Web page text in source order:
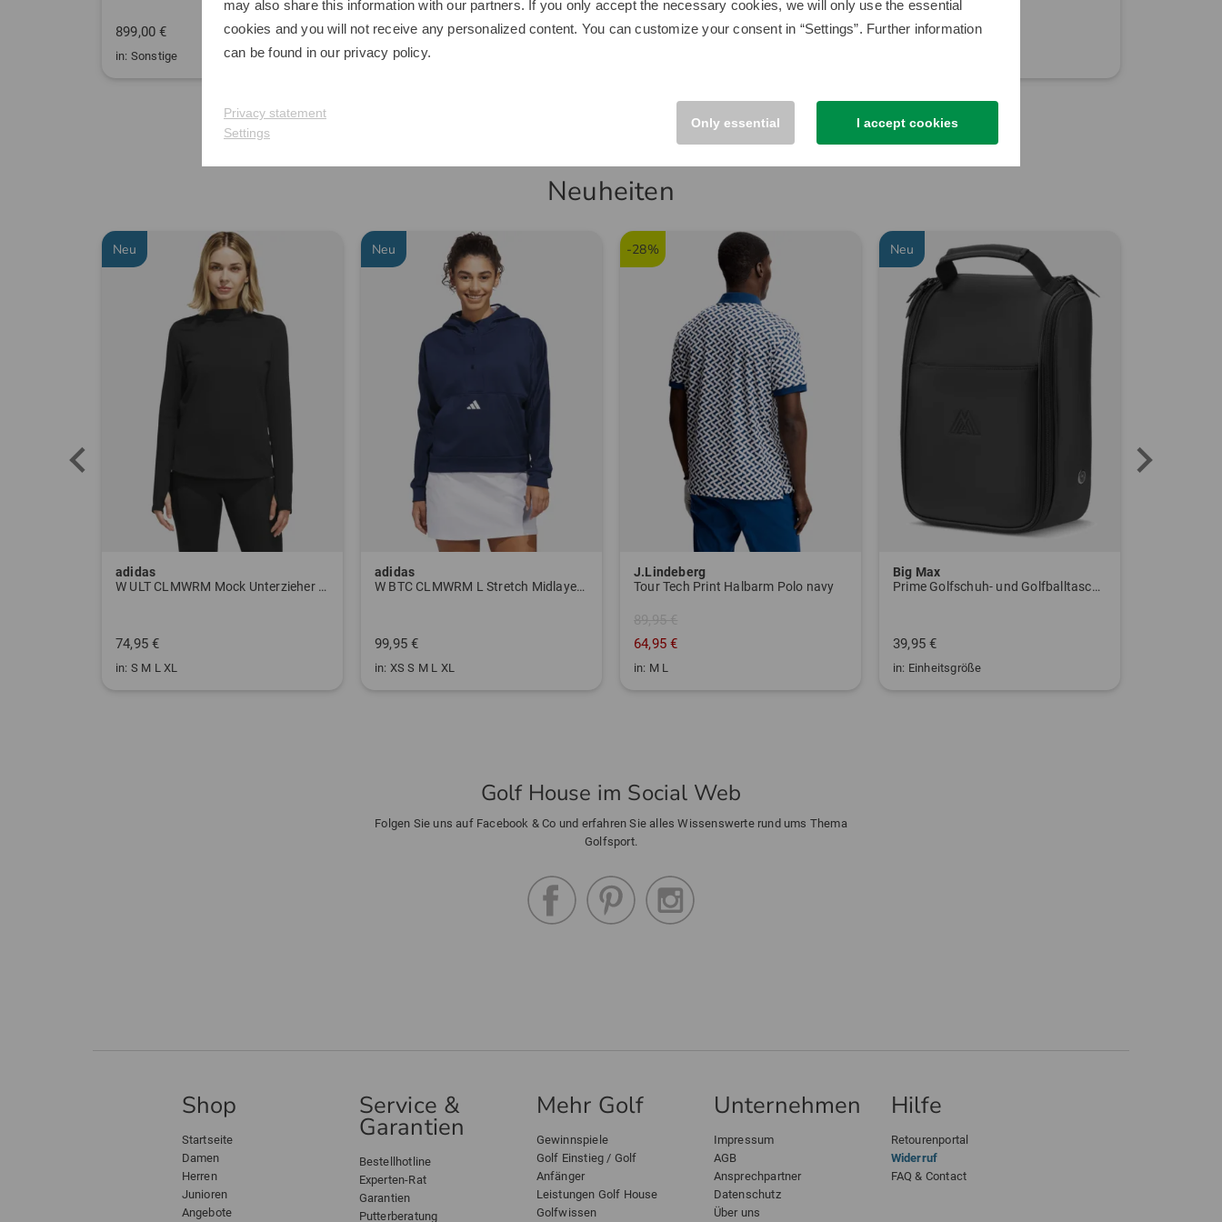
899,00 €
in: Sonstige
349,00 €
in: 2,5 Meter
249,00 €
149,95 €
249,00 €
149,95 €
Neuheiten
Neu
adidas
W ULT CLMWRM Mock Unterzieher schwarz
74,95 €
in: S M L XL
Neu
adidas
W BTC CLMWRM L Stretch Midlayer navy
99,95 €
in: XS S M L XL
-28%
J.Lindeberg
Tour Tech Print Halbarm Polo navy
89,95 €
64,95 €
in: M L
Neu
Big Max
Prime Golfschuh- und Golfballtasche schwarz
39,95 €
in: Einheitsgröße
Golf House im Social Web
Folgen Sie uns auf Facebook & Co und erfahren Sie alles Wissenswerte rund ums Thema
Golfsport.
Shop
Startseite
Damen
Herren
Junioren
Angebote
Service &
Garantien
Bestellhotline
Experten-Rat
Garantien
Putterberatung
Mehr Golf
Gewinnspiele
Golf Einstieg / Golf
Anfänger
Leistungen Golf House
Golfwissen
Unternehmen
Impressum
AGB
Ansprechpartner
Datenschutz
Über uns
Hilfe
Retourenportal
Widerruf
FAQ & Contact
may also share this information with our partners. If you only accept the necessary cookies, we will only use the essential
cookies and you will not receive any personalized content. You can customize your consent in “Settings”. Further information
can be found in our privacy policy.
Privacy statement
Settings
Only essential I accept cookies